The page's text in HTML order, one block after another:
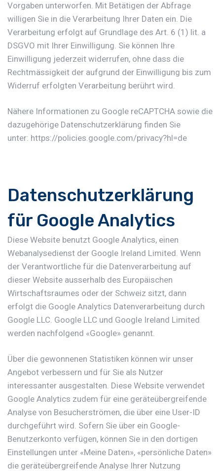
Vorgaben unterworfen. Mit Betätigen der Abfrage
willigen Sie in die Verarbeitung Ihrer Daten ein. Die
Verarbeitung erfolgt auf Grundlage des Art. 6 (1) lit. a
DSGVO mit Ihrer Einwilligung. Sie können Ihre
Einwilligung jederzeit widerrufen, ohne dass die
Rechtmässigkeit der aufgrund der Einwilligung bis zum
Widerruf erfolgten Verarbeitung berührt wird.
Nähere Informationen zu Google reCAPTCHA sowie die
dazugehörige Datenschutzerklärung finden Sie
unter: https://policies.google.com/privacy?hl=de
Datenschutzerklärung
für Google Analytics
Diese Website benutzt Google Analytics, einen
Webanalysedienst der Google Ireland Limited. Wenn
der Verantwortliche für die Datenverarbeitung auf
dieser Website ausserhalb des Europäischen
Wirtschaftsraumes oder der Schweiz sitzt, dann
erfolgt die Google Analytics Datenverarbeitung durch
Google LLC. Google LLC und Google Ireland Limited
werden nachfolgend «Google» genannt.
Über die gewonnenen Statistiken können wir unser
Angebot verbessern und für Sie als Nutzer
interessanter ausgestalten. Diese Website verwendet
Google Analytics zudem für eine geräteübergreifende
Analyse von Besucherströmen, die über eine User-ID
durchgeführt wird. Sofern Sie über ein Google-
Benutzerkonto verfügen, können Sie in den dortigen
Einstellungen unter «Meine Daten», «persönliche Daten»
die geräteübergreifende Analyse Ihrer Nutzung